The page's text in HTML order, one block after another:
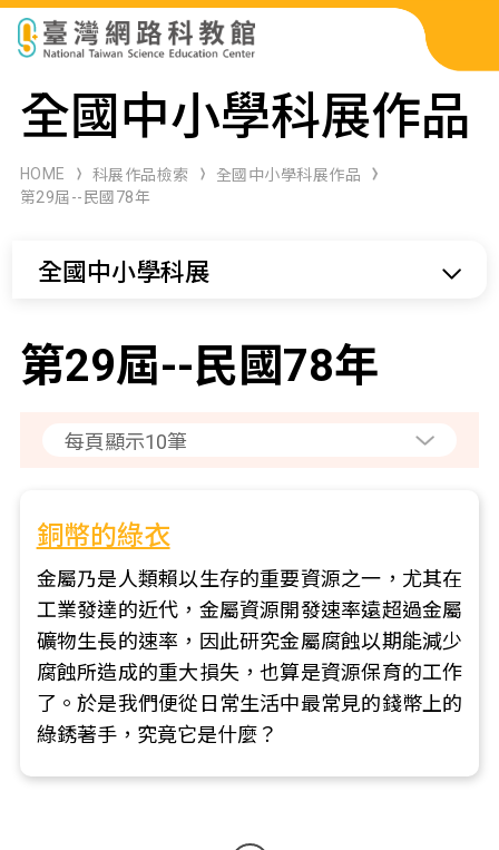
科展作品檢索
科學研習月刊
全國中小學科展作品
HOME 科展作品檢索
全國中小學科展作品
第29屆--民國78年
全國中小學科展
第29屆--民國78年
銅幣的綠衣
金屬乃是人類賴以生存的重要資源之一，尤其在
工業發達的近代，金屬資源開發速率遠超過金屬
礦物生長的速率，因此研究金屬腐蝕以期能減少
腐蝕所造成的重大損失，也算是資源保育的工作
了。於是我們便從日常生活中最常見的錢幣上的
綠銹著手，究竟它是什麼？